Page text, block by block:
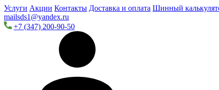
Услуги Акции Контакты Доставка и оплата Шинный
mailsds1@yandex.ru
+7 (347) 200-90-50